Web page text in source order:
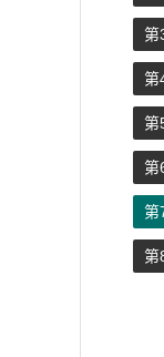
第
第
第
第
第
第